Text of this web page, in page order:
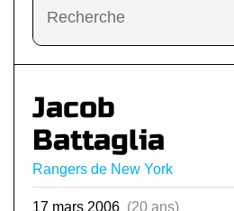
Jacob
Battaglia
Rangers de New York
17 mars 2006 (20 ans)